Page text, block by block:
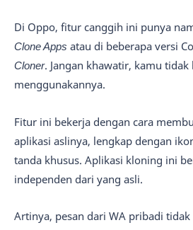
Di Oppo, fitur canggih ini punya
Clone Apps atau di beberapa versi
Cloner. Jangan khawatir, kamu
menggunakannya.
Fitur ini bekerja dengan cara
aplikasi aslinya, lengkap dengan
tanda khusus. Aplikasi kloning ini
independen dari yang asli.
Artinya, pesan dari WA pribadi